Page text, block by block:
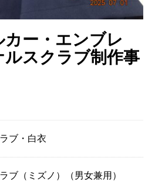
カー・エンブレ
スクラブ制作事
ブ・白衣
ブ（ミズノ）（男女兼用）